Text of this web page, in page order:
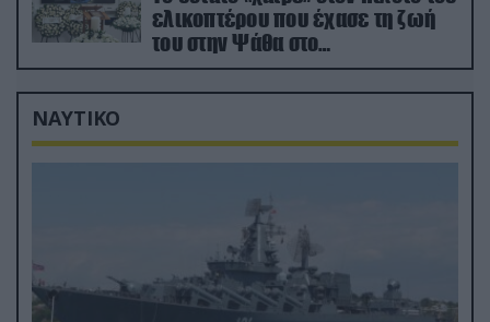
ελικοπτέρου που έχασε τη ζωή
του στην Ψάθα στο
αποτεφρωτήριο Ριτσώνας
ΝΑΥΤΙΚΟ